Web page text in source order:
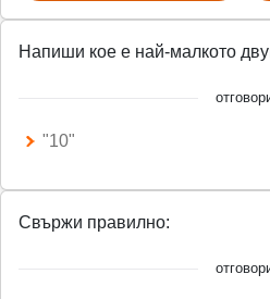
Напиши кое е най-малкото
"10"
Свържи правилно: